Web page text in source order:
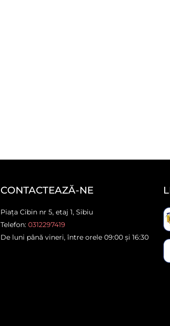
CONTACTEAZĂ-NE
Piața Cibin nr 5, etaj 1, Sibiu
Telefon: 0312297419
De luni până vineri, între orele 09:00 și 16:30